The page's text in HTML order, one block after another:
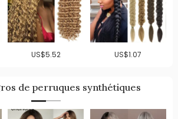
US$5.52 US$1.07
de perruques synthétiques